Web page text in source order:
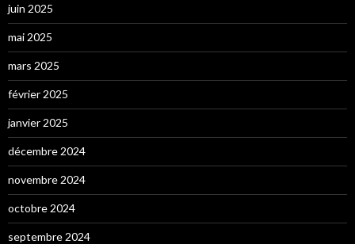
juin 2025
mai 2025
mars 2025
février 2025
janvier 2025
décembre 2024
novembre 2024
octobre 2024
septembre 2024